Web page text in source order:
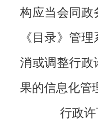
构应当会同政
《目录》管
消或调整行政
果的信息化管
行政许